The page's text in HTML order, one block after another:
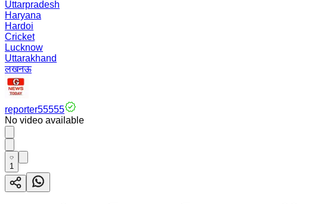
Uttarpradesh
Haryana
Hardoi
Cricket
Lucknow
Uttarakhand
लखनऊ
reporter55555
No video available
1